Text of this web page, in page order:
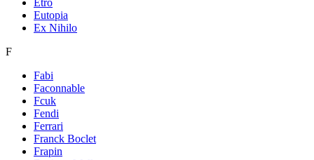
Eutopia
Ex Nihilo
F
Fabi
Faconnable
Fcuk
Fendi
Ferrari
Franck Boclet
Frapin